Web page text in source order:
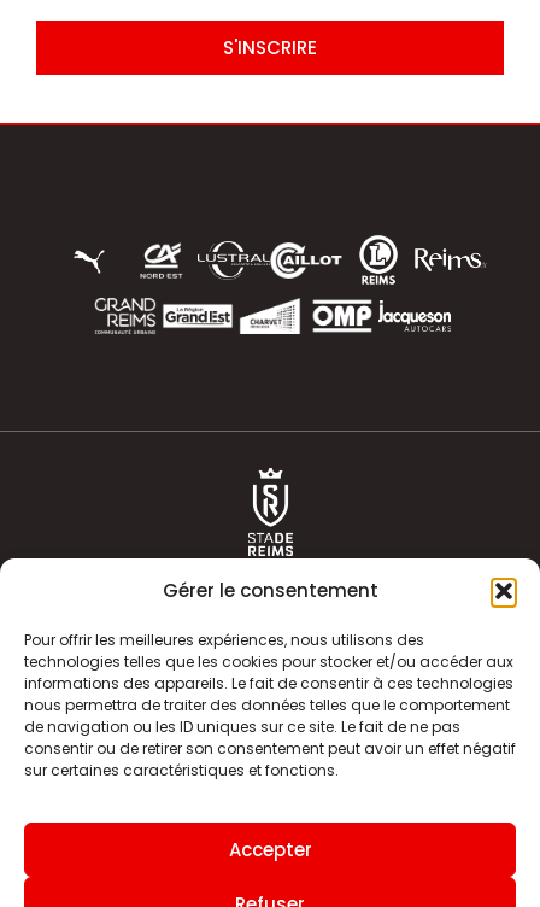
Gérer le consentement
Pour offrir les meilleures expériences, nous utilisons des
technologies telles que les cookies pour stocker et/ou accéder aux
informations des appareils. Le fait de consentir à ces technologies
nous permettra de traiter des données telles que le comportement
de navigation ou les ID uniques sur ce site. Le fait de ne pas
consentir ou de retirer son consentement peut avoir un effet négatif
sur certaines caractéristiques et fonctions.
Accepter
S'INSCRIRE
ACTUALITÉS
CLUB
BOUTIQUE
HISTOIRE
ÉQUIPE PREMIERE
INFOS ET CONTACT